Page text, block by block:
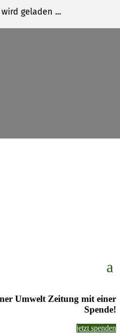
Umwelt Zeitung mit einer
Spende!
jetzt spenden